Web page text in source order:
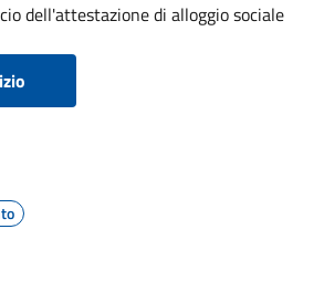
dell'attestazione di alloggio sociale